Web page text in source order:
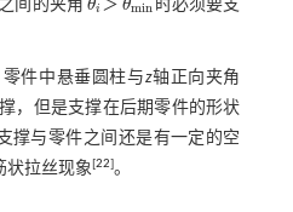
间的夹角 θi
θi ＞ θmin
θmin 时必须要支
件中悬垂圆柱与z轴正向夹角
，但是支撑在后期零件的形状
撑与零件之间还是有一定的空
状拉丝现象[22]。